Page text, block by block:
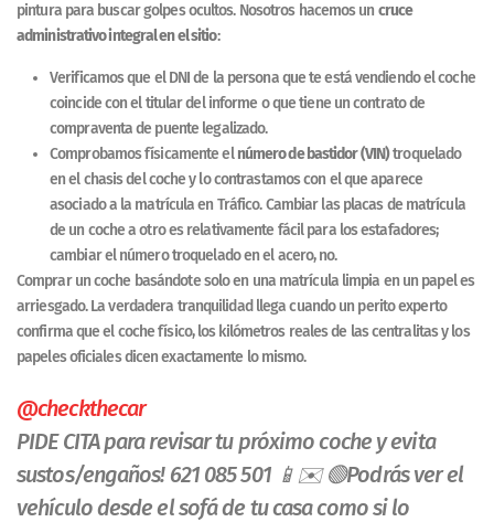
pintura para buscar golpes ocultos. Nosotros hacemos un cruce
administrativo integral en el sitio:
Verificamos que el DNI de la persona que te está vendiendo el coche
coincide con el titular del informe o que tiene un contrato de
compraventa de puente legalizado.
Comprobamos físicamente elnúmero de bastidor (VIN)troquelado
en el chasis del coche y lo contrastamos con el que aparece
asociado a la matrícula en Tráfico. Cambiar las placas de matrícula
de un coche a otro es relativamente fácil para los estafadores;
cambiar el número troquelado en el acero, no.
Comprar un coche basándote solo en una matrícula limpia en un papel es
arriesgado. La verdadera tranquilidad llega cuando un perito experto
confirma que el coche físico, los kilómetros reales de las centralitas y los
papeles oficiales dicen exactamente lo mismo.
@checkthecar
PIDE CITA para revisar tu próximo coche y evita
sustos/engaños! 621 085 501 📱✉️ 🟢Podrás ver el
vehículo desde el sofá de tu casa como si lo